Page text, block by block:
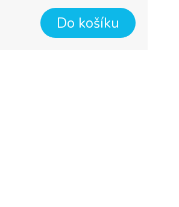
Do košíku